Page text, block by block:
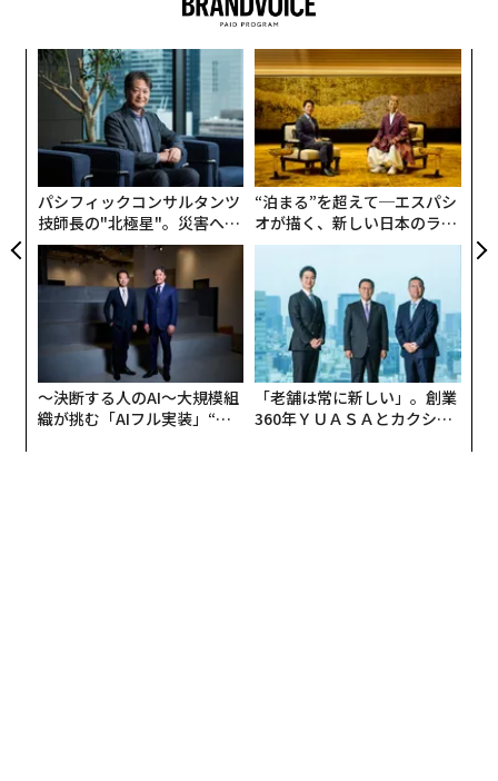
パシフィックコンサルタンツ
技師長の"北極星"。災害への
無力感を乗り越え見つけた、
防災一筋20年の答え
“泊まる”を超えて─エスパシ
オが描く、新しい日本のラグ
ジュアリー（中編）
〜決断する人のAI〜大規模組
織が挑む「AIフル実装」“使
「老舗は常に新しい」。創業
360年ＹＵＡＳＡとカクシン